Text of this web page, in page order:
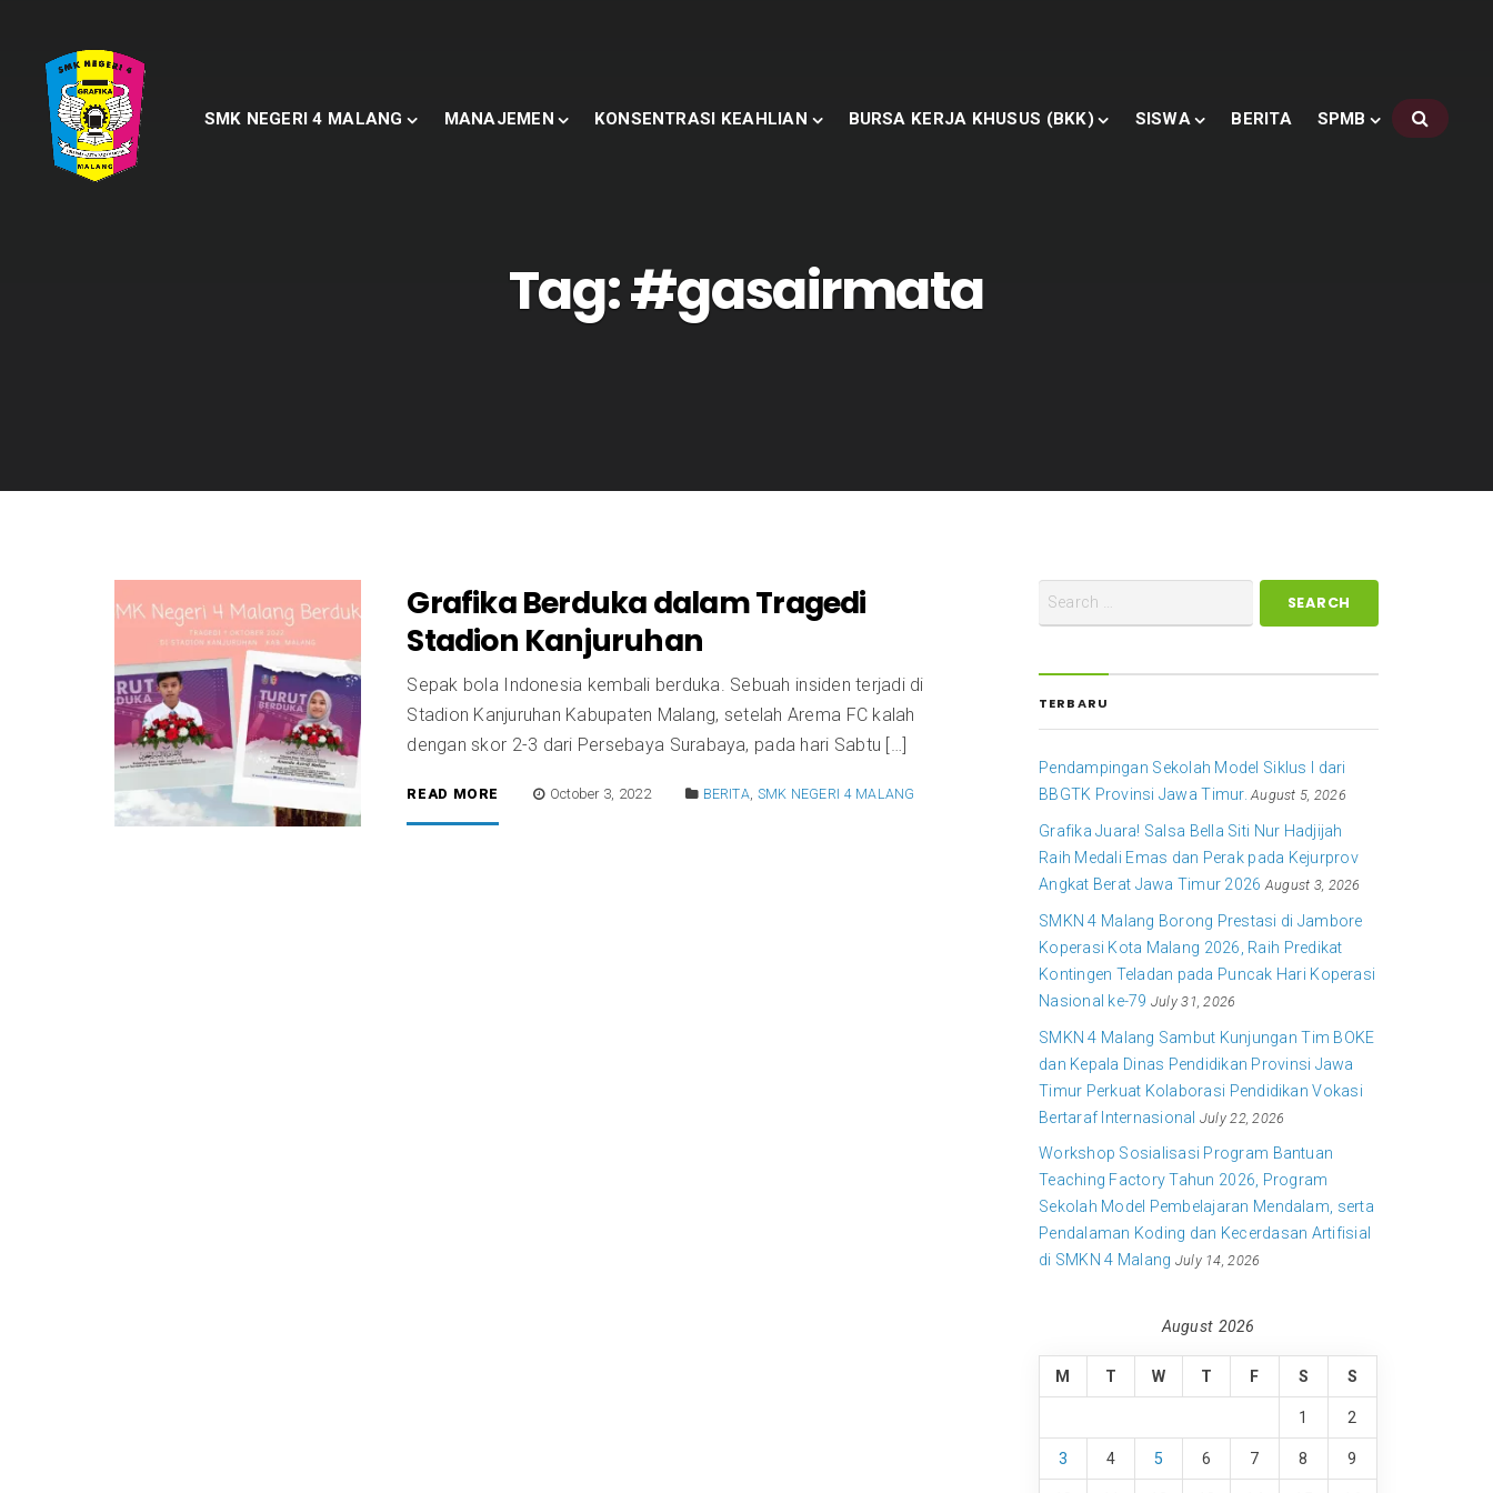
SMK NEGERI 4 MALANG MANAJEMEN KONSENTRASI KEAHLIAN BURSA KERJA KHUSUS (BKK) SISWA BERITA SPMB
Tag:#gasairmata
Grafika Berduka dalam Tragedi
Stadion Kanjuruhan
Sepak bola Indonesia kembali berduka. Sebuah insiden terjadi di
Stadion Kanjuruhan Kabupaten Malang, setelah Arema FC kalah
dengan skor 2-3 dari Persebaya Surabaya, pada hari Sabtu […]
READ MORE October 3, 2022 BERITA SMK NEGERI 4 MALANG
TERBARU
Pendampingan Sekolah Model Siklus I dari
BBGTK Provinsi Jawa Timur. August 5, 2026
Grafika Juara! Salsa Bella Siti Nur Hadjijah
Raih Medali Emas dan Perak pada Kejurprov
Angkat Berat Jawa Timur 2026 August 3, 2026
SMKN 4 Malang Borong Prestasi di Jambore
Koperasi Kota Malang 2026, Raih Predikat
Kontingen Teladan pada Puncak Hari Koperasi
Nasional ke-79 July 31, 2026
SMKN 4 Malang Sambut Kunjungan Tim BOKE
dan Kepala Dinas Pendidikan Provinsi Jawa
Timur Perkuat Kolaborasi Pendidikan Vokasi
Bertaraf Internasional July 22, 2026
Workshop Sosialisasi Program Bantuan
Teaching Factory Tahun 2026, Program
Sekolah Model Pembelajaran Mendalam, serta
Pendalaman Koding dan Kecerdasan Artifisial
di SMKN 4 Malang July 14, 2026
August 2026
M T W T F S S
1 2
3 4 5 6 7 8 9